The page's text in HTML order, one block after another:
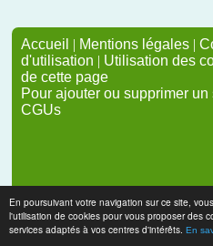
En poursuivant votre navigation sur ce site,
l'utilisation de cookies pour vous proposer des
services adaptés à vos centres d'intérêts. En
Accueil | Mentions légales |
d'utilisation | Utilisation des
de cette page
Pour ajouter ou supprimer
CGUs